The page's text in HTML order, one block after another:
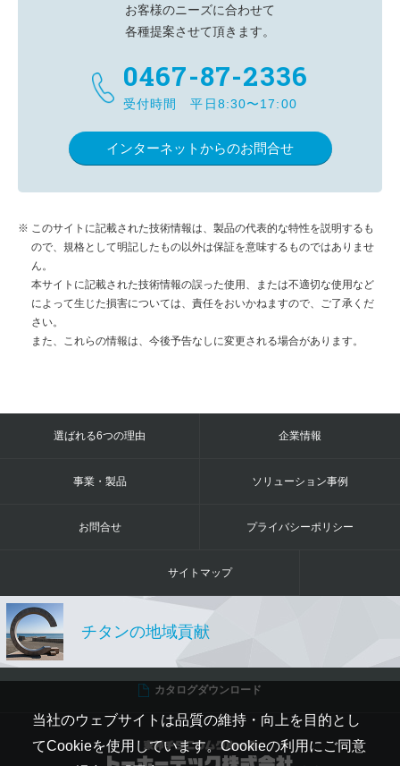
お客様のニーズに合わせて
各種提案させて頂きます。
0467-87-2336
受付時間 平日8:30〜17:00
インターネットからのお問合せ
このサイトに記載された技術情報は、製品の代表的な特性を説明するも
ので、規格として明記したもの以外は保証を意味するものではありませ
ん。
本サイトに記載された技術情報の誤った使用、または不適切な使用など
によって生じた損害については、責任をおいかねますので、ご了承くだ
さい。
また、これらの情報は、今後予告なしに変更される場合があります。
選ばれる6つの理由 企業情報
事業・製品 ソリューション事例
お問合せ プライバシーポリシー
サイトマップ
チタンの地域貢献
カタログダウンロード
当社のウェブサイトは品質の維持・向上を目的とし
てCookieを使用しています。Cookieの利用にご同意